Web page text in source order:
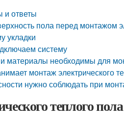
и ответы
пола перед монтажом
укладки
систему
материалы необходимы для
монтаж электрического
нужно соблюдать при
теплого